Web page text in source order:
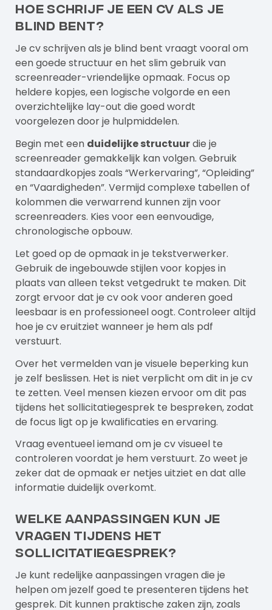
Hoe schrijf je een cv als je
blind bent?
Je cv schrijven als je blind bent vraagt vooral om
een goede structuur en het slim gebruik van
screenreader-vriendelijke opmaak. Focus op
heldere kopjes, een logische volgorde en een
overzichtelijke lay-out die goed wordt
voorgelezen door je hulpmiddelen.
Begin met een duidelijke structuurdie je
screenreader gemakkelijk kan volgen. Gebruik
standaardkopjes zoals “Werkervaring”, “Opleiding”
en “Vaardigheden”. Vermijd complexe tabellen of
kolommen die verwarrend kunnen zijn voor
screenreaders. Kies voor een eenvoudige,
chronologische opbouw.
Let goed op de opmaak in je tekstverwerker.
Gebruik de ingebouwde stijlen voor kopjes in
plaats van alleen tekst vetgedrukt te maken. Dit
zorgt ervoor dat je cv ook voor anderen goed
leesbaar is en professioneel oogt. Controleer altijd
hoe je cv eruitziet wanneer je hem als pdf
verstuurt.
Over het vermelden van je visuele beperking kun
je zelf beslissen. Het is niet verplicht om dit in je cv
te zetten. Veel mensen kiezen ervoor om dit pas
tijdens het sollicitatiegesprek te bespreken, zodat
de focus ligt op je kwalificaties en ervaring.
Vraag eventueel iemand om je cv visueel te
controleren voordat je hem verstuurt. Zo weet je
zeker dat de opmaak er netjes uitziet en dat alle
informatie duidelijk overkomt.
Welke aanpassingen kun je
vragen tijdens het
sollicitatiegesprek?
Je kunt redelijke aanpassingen vragen die je
helpen om jezelf goed te presenteren tijdens het
gesprek. Dit kunnen praktische zaken zijn, zoals